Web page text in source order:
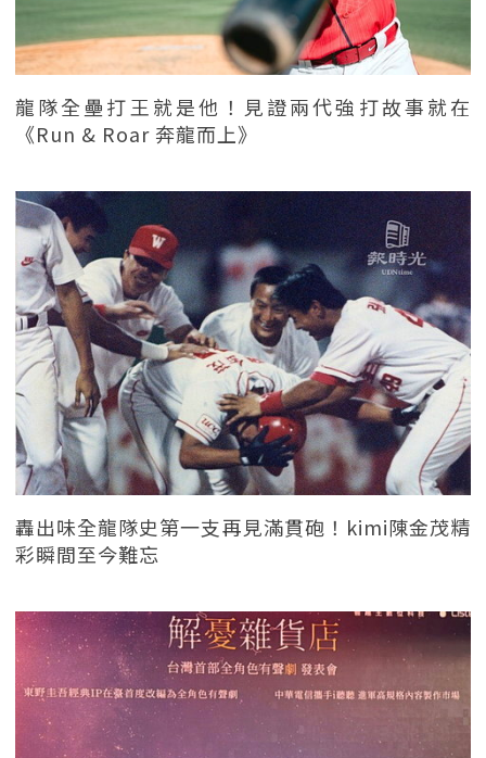
龍隊全壘打王就是他！見證兩代強打故事就在
《Run & Roar 奔龍而上》
轟出味全龍隊史第一支再見滿貫砲！kimi陳金茂精
彩瞬間至今難忘